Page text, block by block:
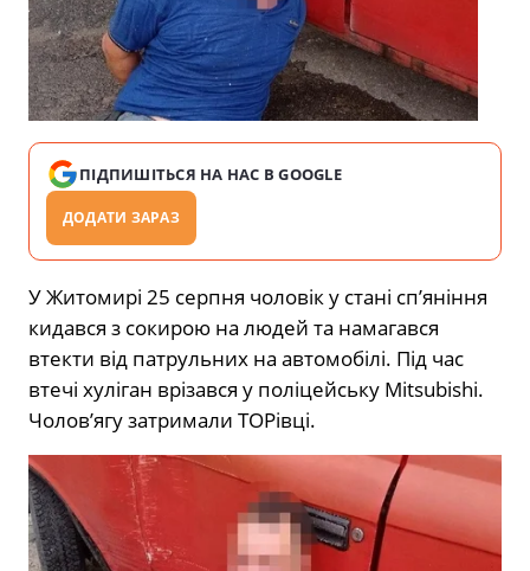
ПІДПИШІТЬСЯ НА НАС В GOOGLE
ДОДАТИ ЗАРАЗ
У Житомирі 25 серпня чоловік у стані сп’яніння
кидався з сокирою на людей та намагався
втекти від патрульних на автомобілі. Під час
втечі хуліган врізався у поліцейську Mitsubishi.
Чолов’ягу затримали ТОРівці.